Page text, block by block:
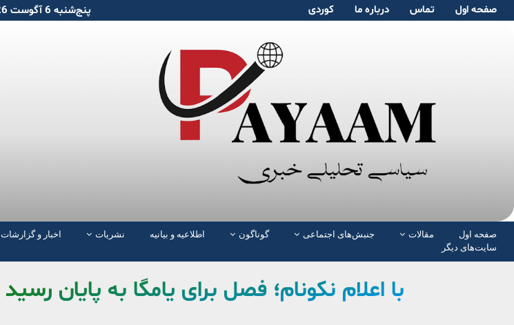
صفحە اول تماس دربارە ما کوردی پنج‌شنبه 6 آگوست 2026
صفحە اول مقالات جنبش‌های اجتماعی گوناگون اطلاعیه و بیانیه نشریات اخبار و گزارشات
سایت‌های دیگر
با اعلام نکونام؛ فصل برای یامگا به پایان رسید